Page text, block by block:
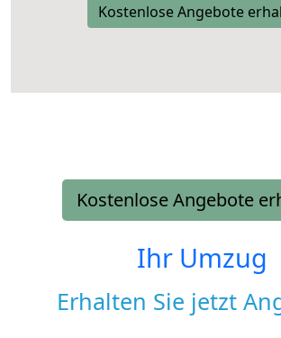
Kostenlose Angebote
Kostenlose Angebote
Ihr Umzug
Erhalten Sie jetzt